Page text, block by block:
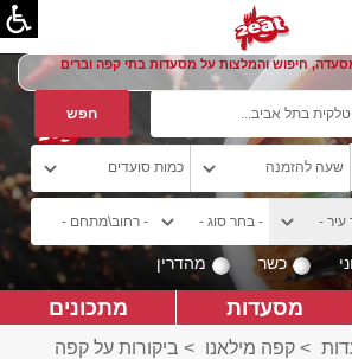
חיפוש והמלצות על מסעדות בתי קפה וברים
כשר מהדרין
מסעדות מתכונים
> קפה מילאנו > ביקורות על קפה